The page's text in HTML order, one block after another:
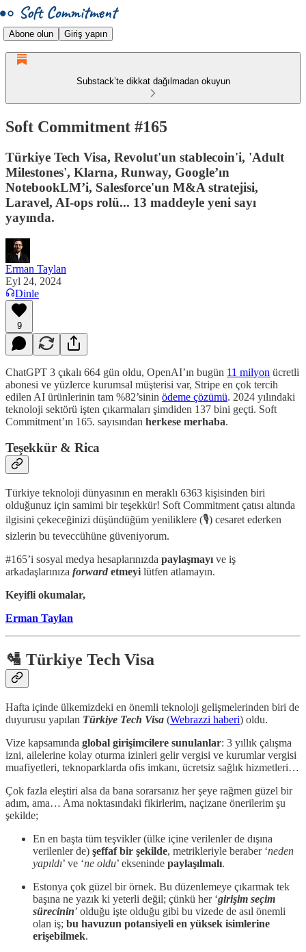
Abone olun Giriş yapın
Substack’te dikkat dağılmadan okuyun
Soft Commitment #165
Türkiye Tech Visa, Revolut'un stablecoin'i, 'Adult
Milestones', Klarna, Runway, Google’ın
NotebookLM’i, Salesforce'un M&A stratejisi,
Laravel, AI-ops rolü... 13 maddeyle yeni sayı
yayında.
Erman Taylan
Eyl 24, 2024
Dinle
9
ChatGPT 3 çıkalı 664 gün oldu, OpenAI’ın bugün 11 milyon ücretli
abonesi ve yüzlerce kurumsal müşterisi var, Stripe en çok tercih
edilen AI ürünlerinin tam %82’sinin ödeme çözümü. 2024 yılındaki
teknoloji sektörü işten çıkarmaları şimdiden 137 bini geçti. Soft
Commitment’ın 165. sayısından herkese merhaba.
Teşekkür & Rica
Türkiye teknoloji dünyasının en meraklı 6363 kişisinden biri
olduğunuz için samimi bir teşekkür! Soft Commitment çatısı altında
ilgisini çekeceğinizi düşündüğüm yeniliklere (🎙️) cesaret ederken
sizlerin bu teveccühüne güveniyorum.
#165’i sosyal medya hesaplarınızda paylaşmayı ve iş
arkadaşlarınıza forward etmeyi lütfen atlamayın.
Keyifli okumalar,
Erman Taylan
🛂 Türkiye Tech Visa
Hafta içinde ülkemizdeki en önemli teknoloji gelişmelerinden biri de
duyurusu yapılan Türkiye Tech Visa (Webrazzi haberi) oldu.
Vize kapsamında global girişimcilere sunulanlar: 3 yıllık çalışma
izni, ailelerine kolay oturma izinleri gelir vergisi ve kurumlar vergisi
muafiyetleri, teknoparklarda ofis imkanı, ücretsiz sağlık hizmetleri…
Çok fazla eleştiri alsa da bana sorarsanız her şeye rağmen güzel bir
adım, ama… Ama noktasındaki fikirlerim, naçizane önerilerim şu
şekilde;
En en başta tüm teşvikler (ülke içine verilenler de dışına
verilenler de) şeffaf bir şekilde, metrikleriyle beraber ‘neden
yapıldı’ ve ‘ne oldu’ ekseninde paylaşılmalı.
Estonya çok güzel bir örnek. Bu düzenlemeye çıkarmak tek
başına ne yazık ki yeterli değil; çünkü her ‘girişim seçim
sürecinin’ olduğu işte olduğu gibi bu vizede de asıl önemli
olan iş; bu havuzun potansiyeli en yüksek isimlerine
erişebilmek.